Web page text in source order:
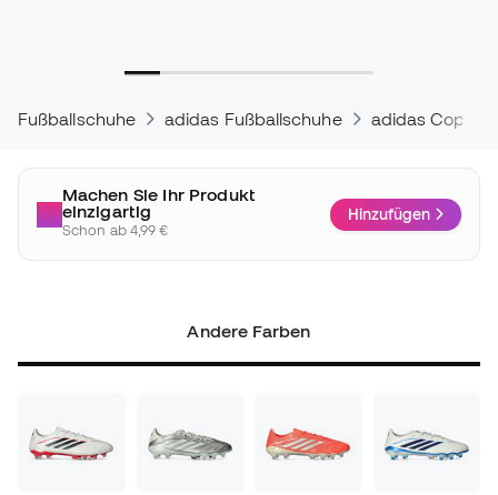
Fußballschuhe adidas Fußballschuhe adidas Copa
Machen Sie Ihr Produkt
einzigartig
Schon ab 4,99 €
Hinzufügen
Andere Farben